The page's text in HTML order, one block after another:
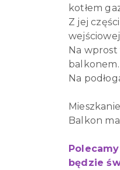
kotłem
Z jej
Na wprost
Na
Balkon
będzie